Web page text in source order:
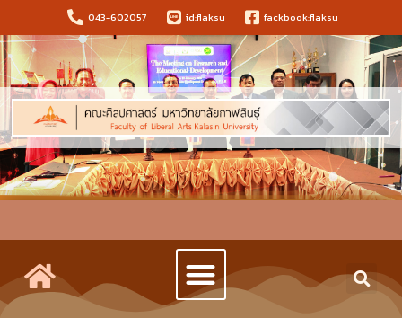
043-602057 id:flaksu fackbook:flaksu